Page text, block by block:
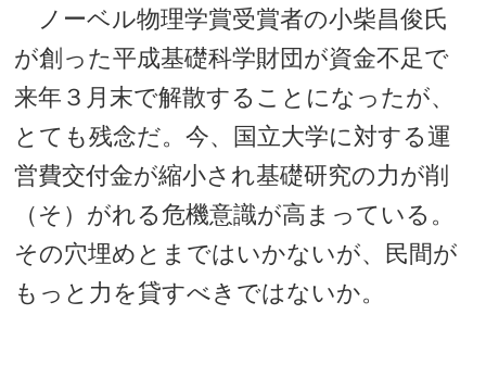
ノーベル物理学賞受賞者の小柴昌俊氏
が創った平成基礎科学財団が資金不足で
来年３月末で解散することになったが、
とても残念だ。今、国立大学に対する運
営費交付金が縮小され基礎研究の力が削
（そ）がれる危機意識が高まっている。
その穴埋めとまではいかないが、民間が
もっと力を貸すべきではないか。